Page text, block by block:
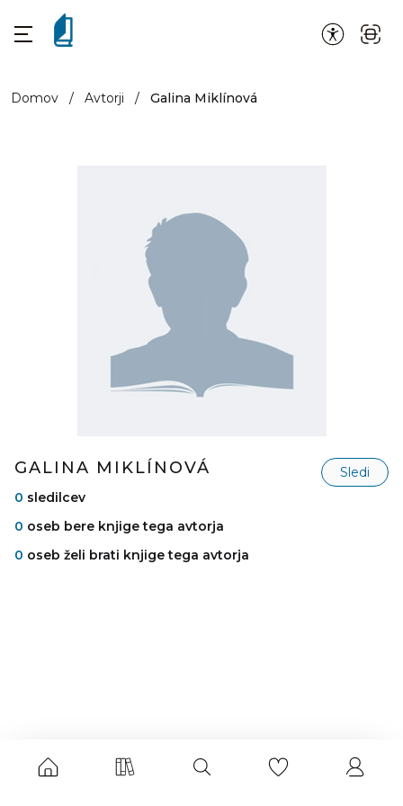
Domov / Avtorji / Galina Miklínová
GALINA MIKLÍNOVÁ
Sledi
0 sledilcev
0 oseb bere knjige tega avtorja
0 oseb želi brati knjige tega avtorja